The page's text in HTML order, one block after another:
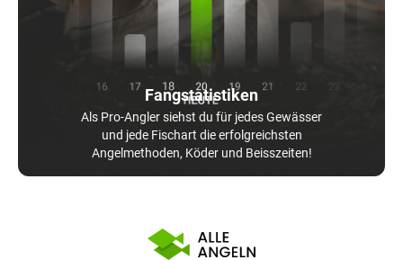
Fangstatistiken
Als Pro-Angler siehst du für jedes Gewässer
und jede Fischart die erfolgreichsten
Angelmethoden, Köder und Beisszeiten!